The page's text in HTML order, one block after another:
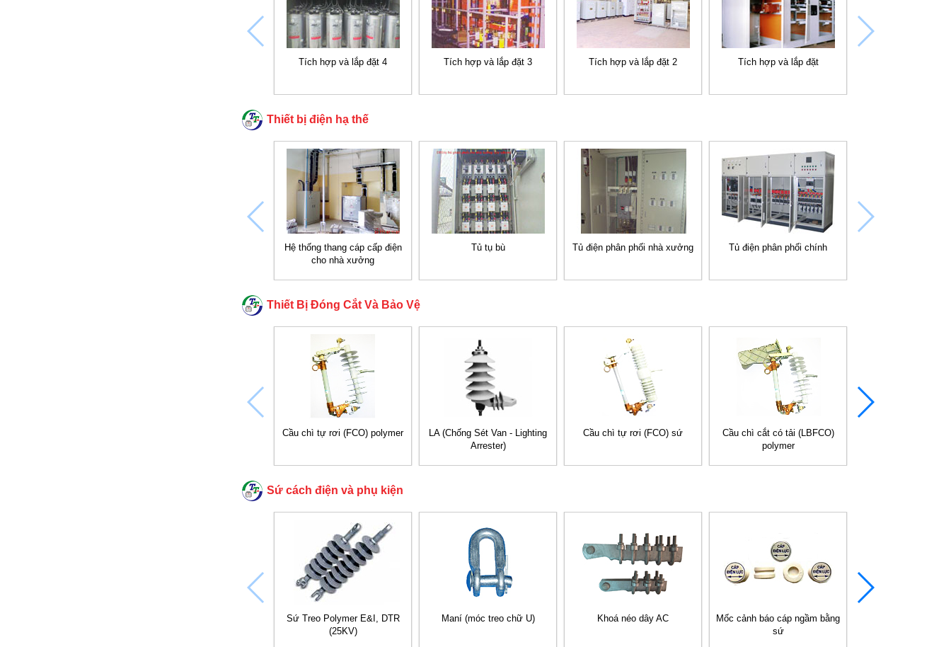
Tích hợp và lắp đặt 4 Tích hợp và lắp đặt 3 Tích hợp và lắp đặt 2 Tích hợp và lắp đặt
Thiết bị điện hạ thế
Hệ thống thang cáp cấp điện
cho nhà xưởng
Tủ tụ bù Tủ điện phân phối nhà xưởng Tủ điện phân phối chính
Thiết Bị Đóng Cắt Và Bảo Vệ
Cầu chì tự rơi (FCO) polymer
LA (Chống Sét Van - Lighting
Arrester)
Cầu chì tự rơi (FCO) sứ
Cầu chì cắt có tải (LBFCO)
polymer
Sứ cách điện và phụ kiện
Sứ Treo Polymer E&I, DTR
(25KV)
Maní (móc treo chữ U) Khoá néo dây AC
Mốc cảnh báo cáp ngầm bằng
sứ